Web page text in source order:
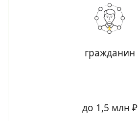
гражданин
до 1,5 млн ₽